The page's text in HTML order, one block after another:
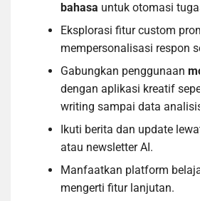
bahasa untuk otomasi
Eksplorasi fitur custom
mempersonalisasi respon
Gabungkan penggunaan
dengan aplikasi kreatif
writing sampai data
Ikuti berita dan update
atau newsletter AI.
Manfaatkan platform
mengerti fitur lanjutan.